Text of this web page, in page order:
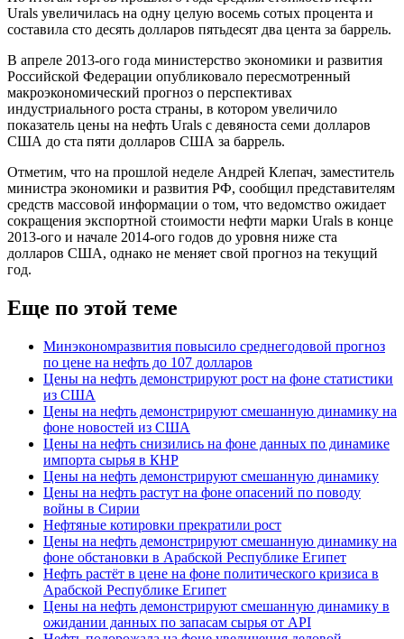
Urals увеличилась на одну целую восемь сотых процента и
составила сто десять долларов пятьдесят два цента за баррель.
В апреле 2013-ого года министерство экономики и развития
Российской Федерации опубликовало пересмотренный
макроэкономический прогноз о перспективах
индустриального роста страны, в котором увеличило
показатель цены на нефть Urals с девяноста семи долларов
США до ста пяти долларов США за баррель.
Отметим, что на прошлой неделе Андрей Клепач, заместитель
министра экономики и развития РФ, сообщил представителям
средств массовой информации о том, что ведомство ожидает
сокращения экспортной стоимости нефти марки Urals в конце
2013-ого и начале 2014-ого годов до уровня ниже ста
долларов США, однако не меняет свой прогноз на текущий
год.
Еще по этой теме
Минэкономразвития повысило среднегодовой прогноз
по цене на нефть до 107 долларов
Цены на нефть демонстрируют рост на фоне статистики
из США
Цены на нефть демонстрируют смешанную динамику на
фоне новостей из США
Цены на нефть снизились на фоне данных по динамике
импорта сырья в КНР
Цены на нефть демонстрируют смешанную динамику
Цены на нефть растут на фоне опасений по поводу
войны в Сирии
Нефтяные котировки прекратили рост
Цены на нефть демонстрируют смешанную динамику на
фоне обстановки в Арабской Республике Египет
Нефть растёт в цене на фоне политического кризиса в
Арабской Республике Египет
Цены на нефть демонстрируют смешанную динамику в
ожидании данных по запасам сырья от API